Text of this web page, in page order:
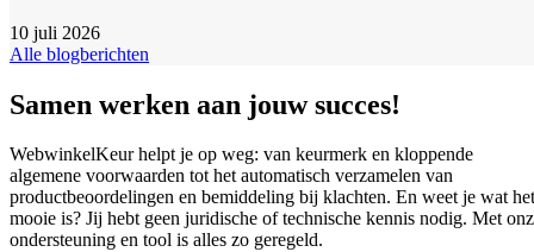
10 juli 2026
Alle blogberichten
Samen werken aan jouw succes!
WebwinkelKeur helpt je op weg: van keurmerk en kloppende
algemene voorwaarden tot het automatisch verzamelen van
productbeoordelingen en bemiddeling bij klachten. En weet je wat het
mooie is? Jij hebt geen juridische of technische kennis nodig. Met
ondersteuning en tool is alles zo geregeld.